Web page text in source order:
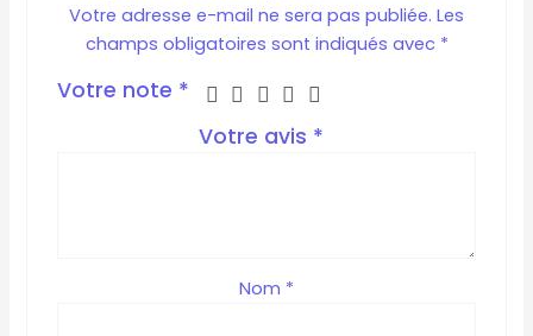
Votre adresse e-mail ne sera pas publiée. Les
champs obligatoires sont indiqués avec *
Votre note *
Votre avis *
Nom *